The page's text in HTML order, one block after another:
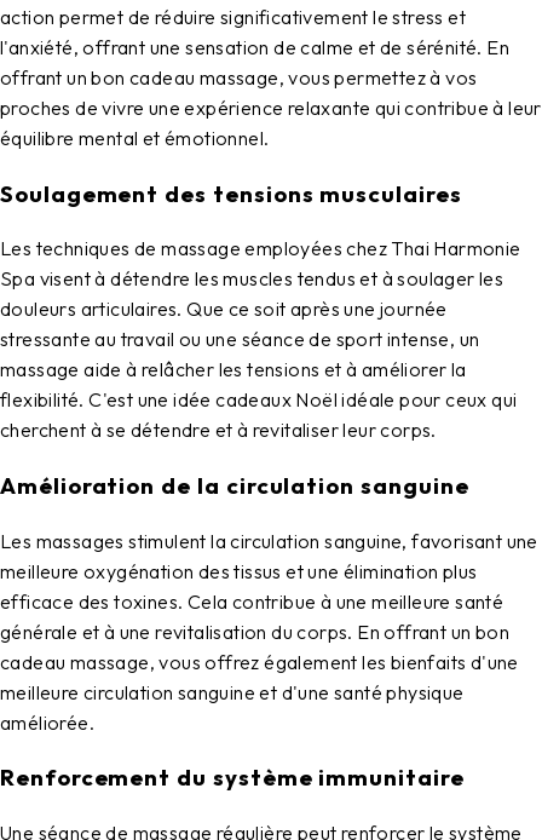
action permet de réduire significativement le stress et
l'anxiété, offrant une sensation de calme et de sérénité. En
offrant unbon cadeau massage, vous permettez à vos
proches de vivre une expérience relaxante qui contribue à leur
équilibre mental et émotionnel.
Soulagement des tensions musculaires
Les techniques de massage employées chez Thai Harmonie
Spa visent à détendre les muscles tendus et à soulager les
douleurs articulaires. Que ce soit après une journée
stressante au travail ou une séance de sport intense, un
massage aide à relâcher les tensions et à améliorer la
flexibilité. C'est uneidée cadeaux Noël idéale pour ceux qui
cherchent à se détendre et à revitaliser leur corps.
Amélioration de la circulation sanguine
Les massages stimulent la circulation sanguine, favorisant une
meilleure oxygénation des tissus et une élimination plus
efficace des toxines. Cela contribue à une meilleure santé
générale et à une revitalisation du corps. En offrant un bon
cadeau massage, vous offrez également les bienfaits d'une
meilleure circulation sanguine et d'une santé physique
améliorée.
Renforcement du système immunitaire
Une séance de massage régulière peut renforcer le système